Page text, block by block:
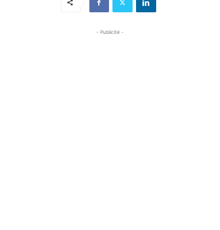
- Publicité -